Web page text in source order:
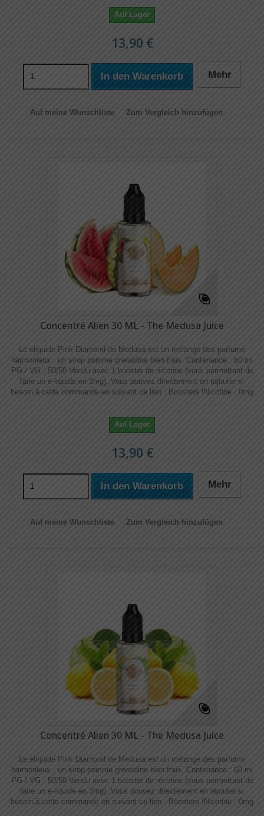
Auf Lager
13,90 €
In den Warenkorb Mehr
Auf meine Wunschliste Zum Vergleich hinzufügen
Concentré Alien 30 ML - The Medusa Juice
Le eliquide Pink Diamond de Medusa est un mélange des parfums
harmonieux : un sirop pomme grenadine bien frais. Contenance : 60 ml
PG / VG : 50/50 Vendu avec 1 booster de nicotine (vous permettant de
faire un e-liquide en 3mg). Vous pouvez directement en rajouter si
besoin à cette commande en suivant ce lien : Boosters !​​ Nicotine : 0mg
Auf Lager
13,90 €
In den Warenkorb Mehr
Auf meine Wunschliste Zum Vergleich hinzufügen
Concentré Alien 30 ML - The Medusa Juice
Le eliquide Pink Diamond de Medusa est un mélange des parfums
harmonieux : un sirop pomme grenadine bien frais. Contenance : 60 ml
PG / VG : 50/50 Vendu avec 1 booster de nicotine (vous permettant de
faire un e-liquide en 3mg). Vous pouvez directement en rajouter si
besoin à cette commande en suivant ce lien : Boosters !​​ Nicotine : 0mg